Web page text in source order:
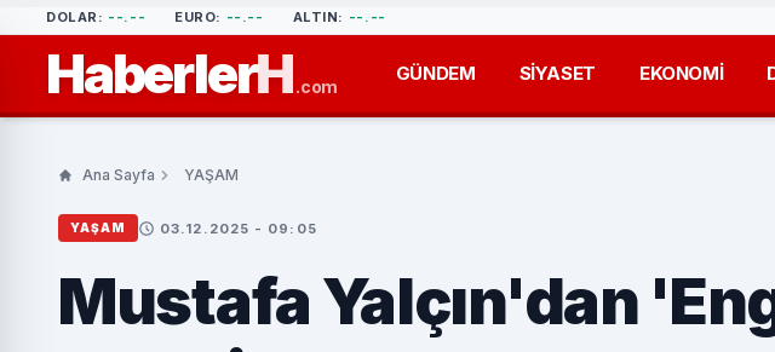
DOLAR: --.-- EURO: --.-- ALTIN: --.--
HaberlerH.com
GÜNDEM SİYASET EKONOMİ
Ana Sayfa YAŞAM
YAŞAM 03.12.2025 - 09:05
Mustafa Yalçın'dan